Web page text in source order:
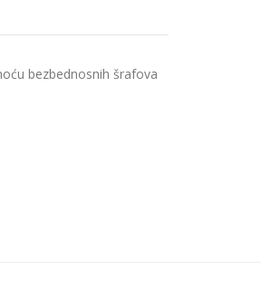
bezbednosnih šrafova